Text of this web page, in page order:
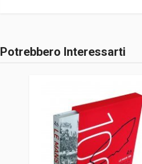
Lingua del testo
Data di stampa
Accedi o registrati
Potrebbero Interessarti